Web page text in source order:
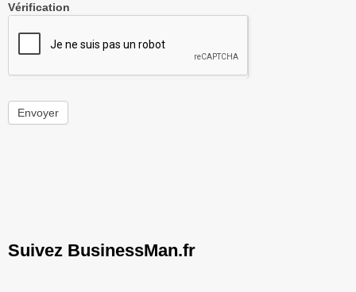
Vérification
Envoyer
Suivez BusinessMan.fr